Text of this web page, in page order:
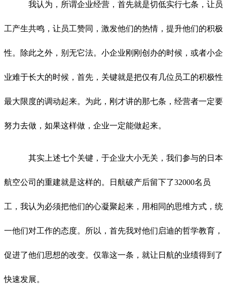
我认为，所谓企业经营，首先就是切低实行七条，让员
工产生共鸣，让员工赞同，激发他们的热情，提升他们的积极
性。除此之外，别无它法。小企业刚刚创办的时候，或者小企
业难于长大的时候，首先，关键就是把仅有几位员工的积极性
最大限度的调动起来。为此，刚才讲的那七条，经营者一定要
努力去做，如果这样做，企业一定能做起来。
其实上述七个关键，于企业大小无关，我们参与的日本
航空公司的重建就是这样的。日航破产后留下了32000名员
工，我认为必须把他们的心凝聚起来，用相同的思维方式，统
一他们对工作的态度。所以，首先我对他们启迪的哲学教育，
促进了他们思想的改变。仅靠这一条，就让日航的业绩得到了
快速发展。